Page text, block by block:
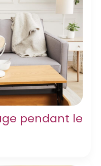
pendant le